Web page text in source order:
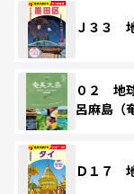
Ｊ３３
０２ 地
呂麻島（
Ｄ１７